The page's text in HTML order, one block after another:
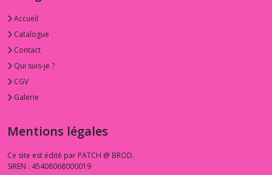
Accueil
Catalogue
Contact
Qui suis-je ?
CGV
Galerie
Mentions légales
Ce site est édité par PATCH @ BROD.
SIREN : 45408068000019